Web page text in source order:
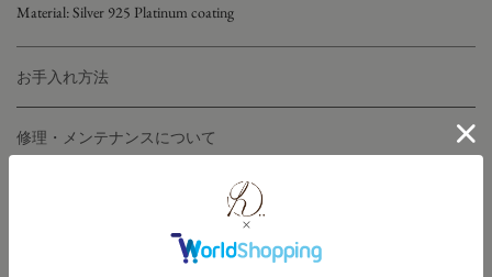
Material: Silver 925 Platinum coating
お手入れ方法
修理・メンテナンスについて